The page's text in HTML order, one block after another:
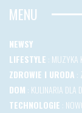
MENU
NEWSY
LIFESTYLE : MUZYKA
ZDROWIE I URODA :
DOM : KULINARIA DLA
TECHNOLOGIE :